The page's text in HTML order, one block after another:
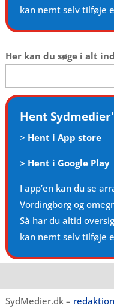
kan nemt selv tilføje
Her kan du søge i alt
efter:
Hent
> Hent i App store
> Hent i Google Play
I app’en kan du se
Vordingborg og
Så har du altid
kan nemt selv tilføje
SydMedier.dk –